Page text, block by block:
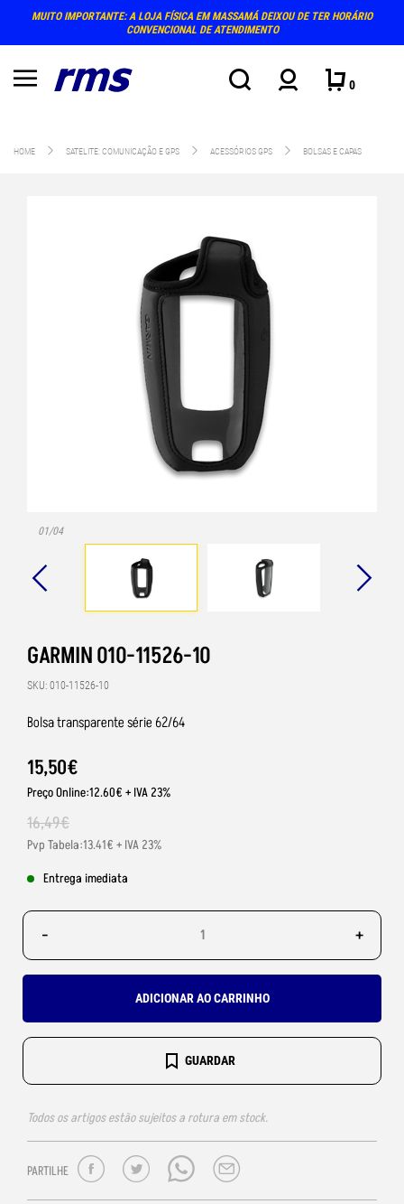
MUITO IMPORTANTE: A LOJA FÍSICA EM MASSAMÁ DEIXOU DE TER HORÁRIO
CONVENCIONAL DE ATENDIMENTO
0
HOME SATELITE: COMUNICAÇÃO E GPS ACESSÓRIOS GPS BOLSAS E CAPAS
01/04
GARMIN 010-11526-10
SKU: 010-11526-10
Bolsa transparente série 62/64
15,50€
Preço Online:12.60€ + IVA 23%
16,49€
Pvp Tabela:13.41€ + IVA 23%
Entrega imediata
- +
ADICIONAR AO CARRINHO
GUARDAR
Todos os artigos estão sujeitos a rotura em stock.
PARTILHE